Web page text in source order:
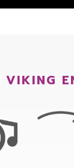
VIKING